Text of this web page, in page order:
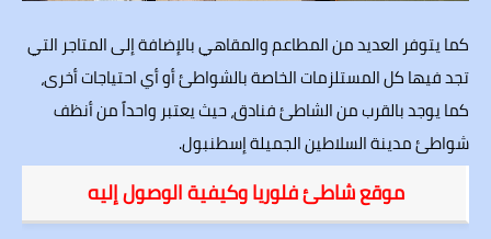
كما يتوفر العديد من المطاعم والمقاهي بالإضافة إلى المتاجر التي
تجد فيها كل المستلزمات الخاصة بالشواطئ أو أي احتياجات أخرى،
كما يوجد بالقرب من الشاطئ فنادق، حيث يعتبر واحداً من أنظف
شواطئ مدينة السلاطين الجميلة إسطنبول.
موقع شاطئ فلوريا وكيفية الوصولإليه